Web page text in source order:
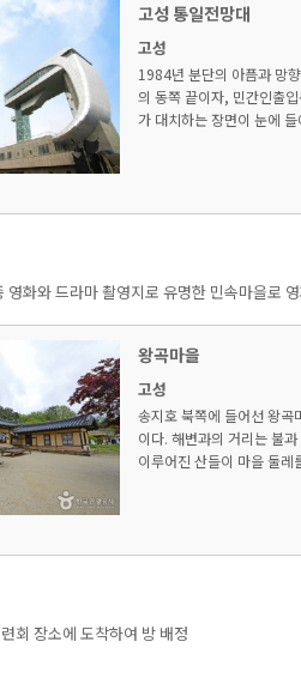
고성 통일전망대
고성
1984년 분단의 아픔과 망
의 동쪽 끝이자, 민간인출
가 대치하는 장면이 눈에
화와 드라마 촬영지로 유명한 민속마을로
왕곡마을
고성
송지호 북쪽에 들어선 왕곡
이다. 해변과의 거리는 불
이루어진 산들이 마을 둘
회 장소에 도착하여 방 배정